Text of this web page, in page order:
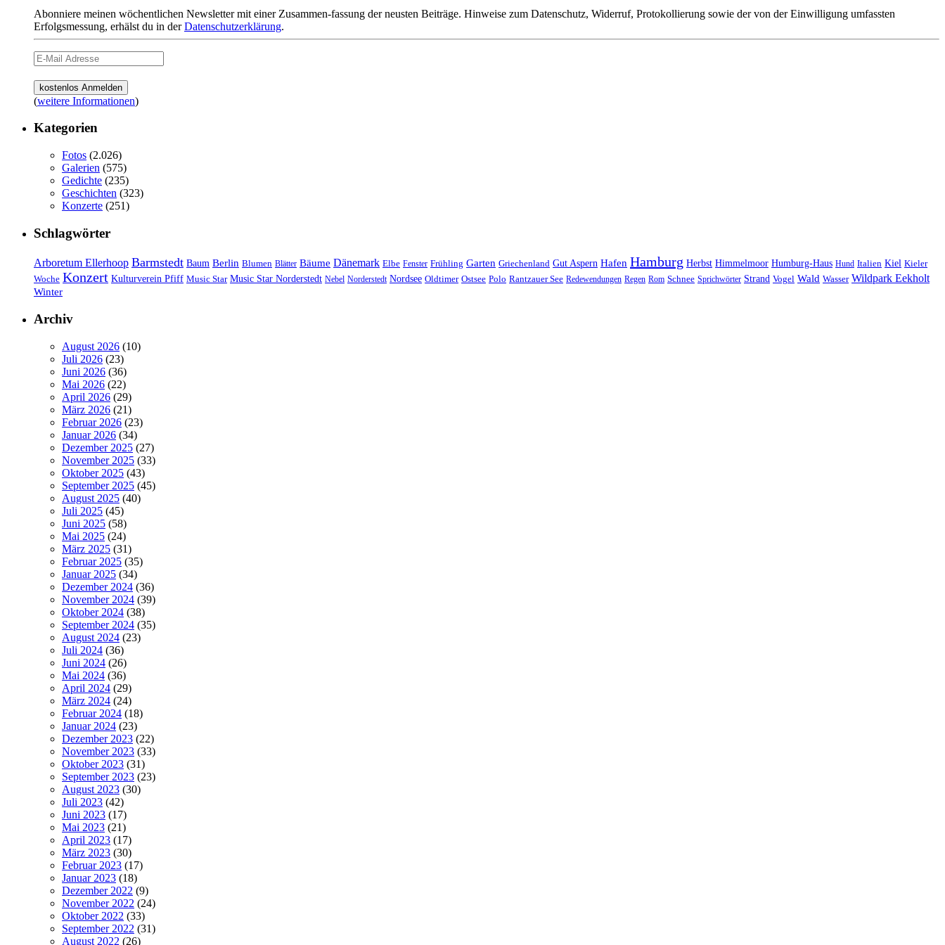
Abonniere meinen wöchentlichen Newsletter mit einer Zusammen-fassung der neusten Beiträge. Hinweise zum Datenschutz, Widerruf, Protokollierung sowie der von der Einwilligung umfassten
Erfolgsmessung, erhälst du in derDatenschutzerklärung.
(weitere Informationen)
Kategorien
Fotos (2.026)
Galerien (575)
Gedichte (235)
Geschichten (323)
Konzerte (251)
Schlagwörter
Arboretum Ellerhoop Barmstedt Baum Berlin Blumen Blätter Bäume Dänemark Elbe Fenster Frühling Garten Griechenland Gut Aspern Hafen Hamburg Herbst Himmelmoor Humburg-Haus Hund Italien Kiel Kieler
Woche Konzert Kulturverein Pfiff Music Star Music Star Norderstedt Nebel Norderstedt Nordsee Oldtimer Ostsee Polo Rantzauer See Redewendungen Regen Rom Schnee Sprichwörter Strand Vogel Wald Wasser Wildpark Eekholt
Winter
Archiv
August 2026 (10)
Juli 2026 (23)
Juni 2026 (36)
Mai 2026 (22)
April 2026 (29)
März 2026 (21)
Februar 2026 (23)
Januar 2026 (34)
Dezember 2025 (27)
November 2025 (33)
Oktober 2025 (43)
September 2025 (45)
August 2025 (40)
Juli 2025 (45)
Juni 2025 (58)
Mai 2025 (24)
März 2025 (31)
Februar 2025 (35)
Januar 2025 (34)
Dezember 2024 (36)
November 2024 (39)
Oktober 2024 (38)
September 2024 (35)
August 2024 (23)
Juli 2024 (36)
Juni 2024 (26)
Mai 2024 (36)
April 2024 (29)
März 2024 (24)
Februar 2024 (18)
Januar 2024 (23)
Dezember 2023 (22)
November 2023 (33)
Oktober 2023 (31)
September 2023 (23)
August 2023 (30)
Juli 2023 (42)
Juni 2023 (17)
Mai 2023 (21)
April 2023 (17)
März 2023 (30)
Februar 2023 (17)
Januar 2023 (18)
Dezember 2022 (9)
November 2022 (24)
Oktober 2022 (33)
September 2022 (31)
August 2022 (26)